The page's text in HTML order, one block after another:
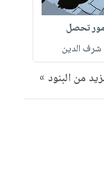
تحصل
شرف الدين
من البنود »